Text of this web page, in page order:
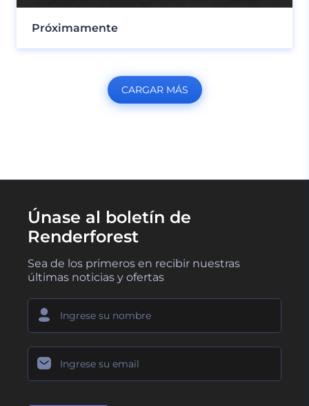
Próximamente
CARGAR MÁS
Únase al boletín de
Renderforest
Sea de los primeros en recibir nuestras
últimas noticias y ofertas